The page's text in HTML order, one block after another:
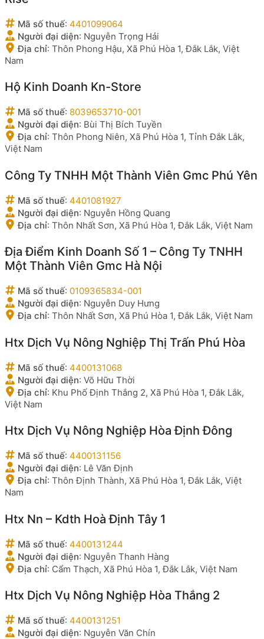
Mã số thuế: 4401099064
Người đại diện: Nguyễn Trọng Hải
Địa chỉ: Thôn Phong Hậu, Xã Phú Hòa 1, Đắk Lắk, Việt
Nam
Hộ Kinh Doanh Kn-Store
Mã số thuế: 8039653710-001
Người đại diện: Bùi Thị Bích Tuyền
Địa chỉ: Thôn Phong Niên, Xã Phú Hòa 1, Tỉnh Đắk Lắk,
Việt Nam
Công Ty TNHH Một Thành Viên Gmc Phú Yên
Mã số thuế: 4401081927
Người đại diện: Nguyễn Hồng Quang
Địa chỉ: Thôn Nhất Sơn, Xã Phú Hòa 1, Đắk Lắk, Việt Nam
Địa Điểm Kinh Doanh Số 1 – Công Ty TNHH
Một Thành Viên Gmc Hà Nội
Mã số thuế: 0109365834-001
Người đại diện: Nguyễn Duy Hưng
Địa chỉ: Thôn Nhất Sơn, Xã Phú Hòa 1, Đắk Lắk, Việt Nam
Htx Dịch Vụ Nông Nghiệp Thị Trấn Phú Hòa
Mã số thuế: 4400131068
Người đại diện: Võ Hữu Thời
Địa chỉ: Khu Phố Định Thắng 2, Xã Phú Hòa 1, Đắk Lắk,
Việt Nam
Htx Dịch Vụ Nông Nghiệp Hòa Định Đông
Mã số thuế: 4400131156
Người đại diện: Lê Văn Định
Địa chỉ: Thôn Định Thành, Xã Phú Hòa 1, Đắk Lắk, Việt
Nam
Htx Nn – Kdth Hoà Định Tây 1
Mã số thuế: 4400131244
Người đại diện: Nguyễn Thanh Hàng
Địa chỉ: Cẩm Thạch, Xã Phú Hòa 1, Đắk Lắk, Việt Nam
Htx Dịch Vụ Nông Nghiệp Hòa Thắng 2
Mã số thuế: 4400131251
Người đại diện: Nguyễn Văn Chín